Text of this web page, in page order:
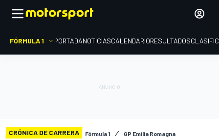
FÓRMULA 1 PORTADANOTICIASCALENDARIORESULTADOS
CRÓNICA DE CARRERA Fórmula 1 GP Emilia Romagna